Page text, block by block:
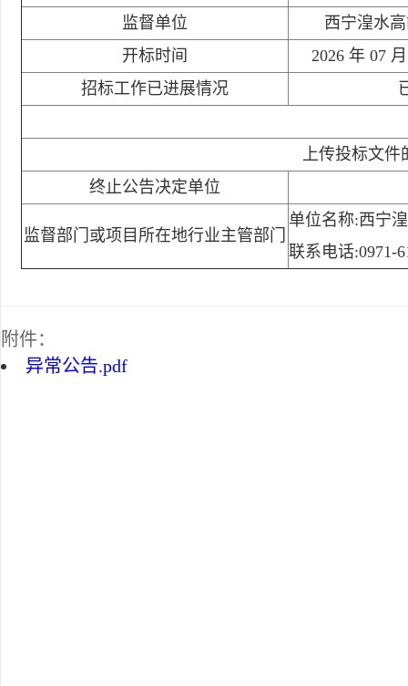
监督单位
西宁湟水
开标时间
2026 年 07
招标工作已进展情况
上传投标文件
终止公告决定单位
监督部门或项目所在地行业主管部门
单位名称:西宁
联系电话:0971-
附件：
异常公告.pdf